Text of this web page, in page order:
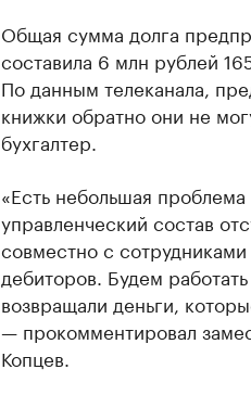
Общая сумма долга
составила 6 млн рублей
По данным телеканала,
книжки обратно они не
бухгалтер.
«Есть небольшая
управленческий состав
совместно с
дебиторов. Будем
возвращали деньги,
— прокомментировал
Копцев.